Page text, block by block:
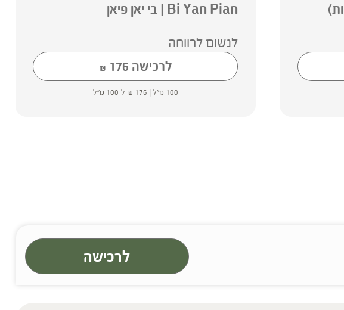
Bi Yan Pian | בי יאן פיאן
לנשום לרווחה
לרכישה
₪ 176
100 מ"ל | ₪ 176 ל־100 מ"ל
לרכישה